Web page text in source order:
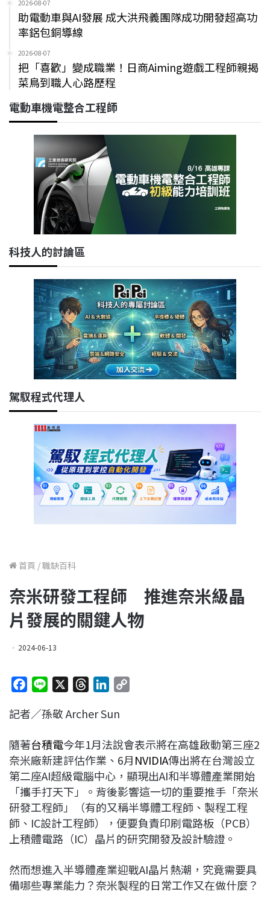
2026-08-07
助電動車與AI發展 成大洪飛義團隊成功開發超高功
率鋁包銅導線
2026-08-07
把「喜歡」變成職業！日商Aiming遊戲工程師親揭
菜鳥到職人心路歷程
電動車機電整合工程師
科技人的討論區
駕馭程式代理人